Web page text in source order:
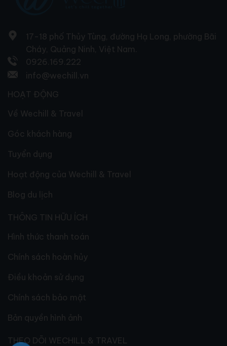
17-18 phố Thủy Tùng, đường Hạ Long, phường Bãi
Cháy, Quảng Ninh, Việt Nam.
0926.169.222
info@wechill.vn
HOẠT ĐỘNG
Về Wechill & Travel
Góc khách hàng
Tuyển dụng
Hoạt động của Wechill & Travel
Blog du lịch
THÔNG TIN HỮU ÍCH
Hình thức thanh toán
Chính sách hoàn hủy
Điều khoản sử dụng
Chính sách bảo mật
Bản quyền hình ảnh
THEO DÕI WECHILL & TRAVEL